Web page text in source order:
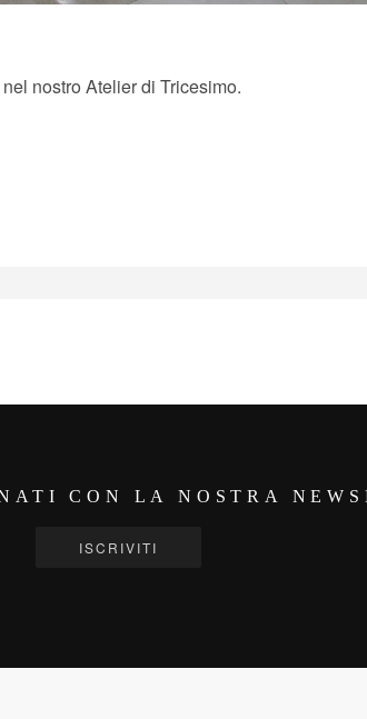
nostro Atelier di Tricesimo.
CON LA NOSTRA
ISCRIVITI